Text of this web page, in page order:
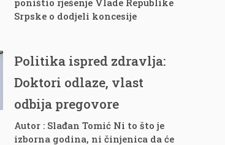
poništio rješenje Vlade Republike
Srpske o dodjeli koncesije
Politika ispred zdravlja:
Doktori odlaze, vlast
odbija pregovore
Autor : Slađan Tomić Ni to što je
izborna godina, ni činjenica da će